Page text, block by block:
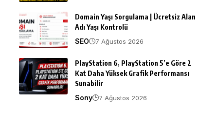
Domain Yaşı Sorgulama | Ücretsiz Alan
Adı Yaşı Kontrolü
SEO
7 Ağustos 2026
PlayStation 6, PlayStation 5’e Göre 2
Kat Daha Yüksek Grafik Performansı
Sunabilir
Sony
7 Ağustos 2026